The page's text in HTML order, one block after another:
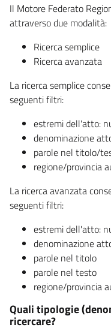
Il Motore Federato
attraverso due modalità:
Ricerca semplice
Ricerca avanzata
La ricerca semplice
seguenti filtri:
estremi dell'atto:
denominazione
parole nel titolo/
regione/provincia
La ricerca avanzata
seguenti filtri:
estremi dell'atto:
denominazione
parole nel titolo
parole nel testo
regione/provincia
Quali tipologie
ricercare?